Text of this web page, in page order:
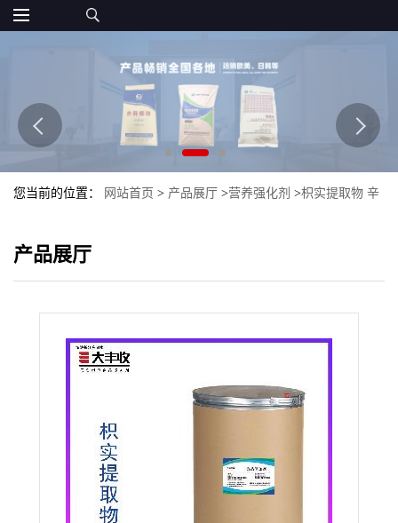
您当前的位置： 网站首页 > 产品展厅 >营养强化剂 >枳实提取物 辛
产品展厅